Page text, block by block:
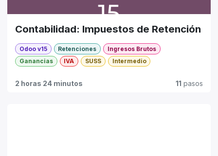
Contabilidad: Impuestos de Retención
Odoo v15 Retenciones
Ingresos Brutos
Ganancias
IVA SUSS Intermedio
2 horas 24 minutos 11 pasos